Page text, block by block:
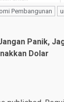
Pembangunan
Panik,
Dolar